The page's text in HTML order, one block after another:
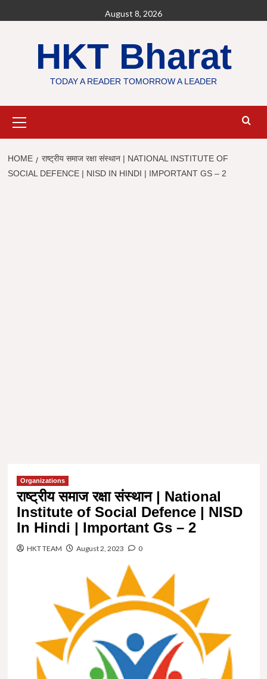
to
August 8, 2026
HKT Bharat
TODAY A READER TOMORROW A LEADER
Menu
HOME
राष्ट्रीय समाज रक्षा संस्थान | NATIONAL INSTITUTE OF
SOCIAL DEFENCE | NISD IN HINDI | IMPORTANT GS – 2
Organizations
राष्ट्रीय समाज रक्षा संस्थान | National
Institute of Social Defence | NISD
In Hindi | Important Gs – 2
HKT TEAM August 2, 2023 0